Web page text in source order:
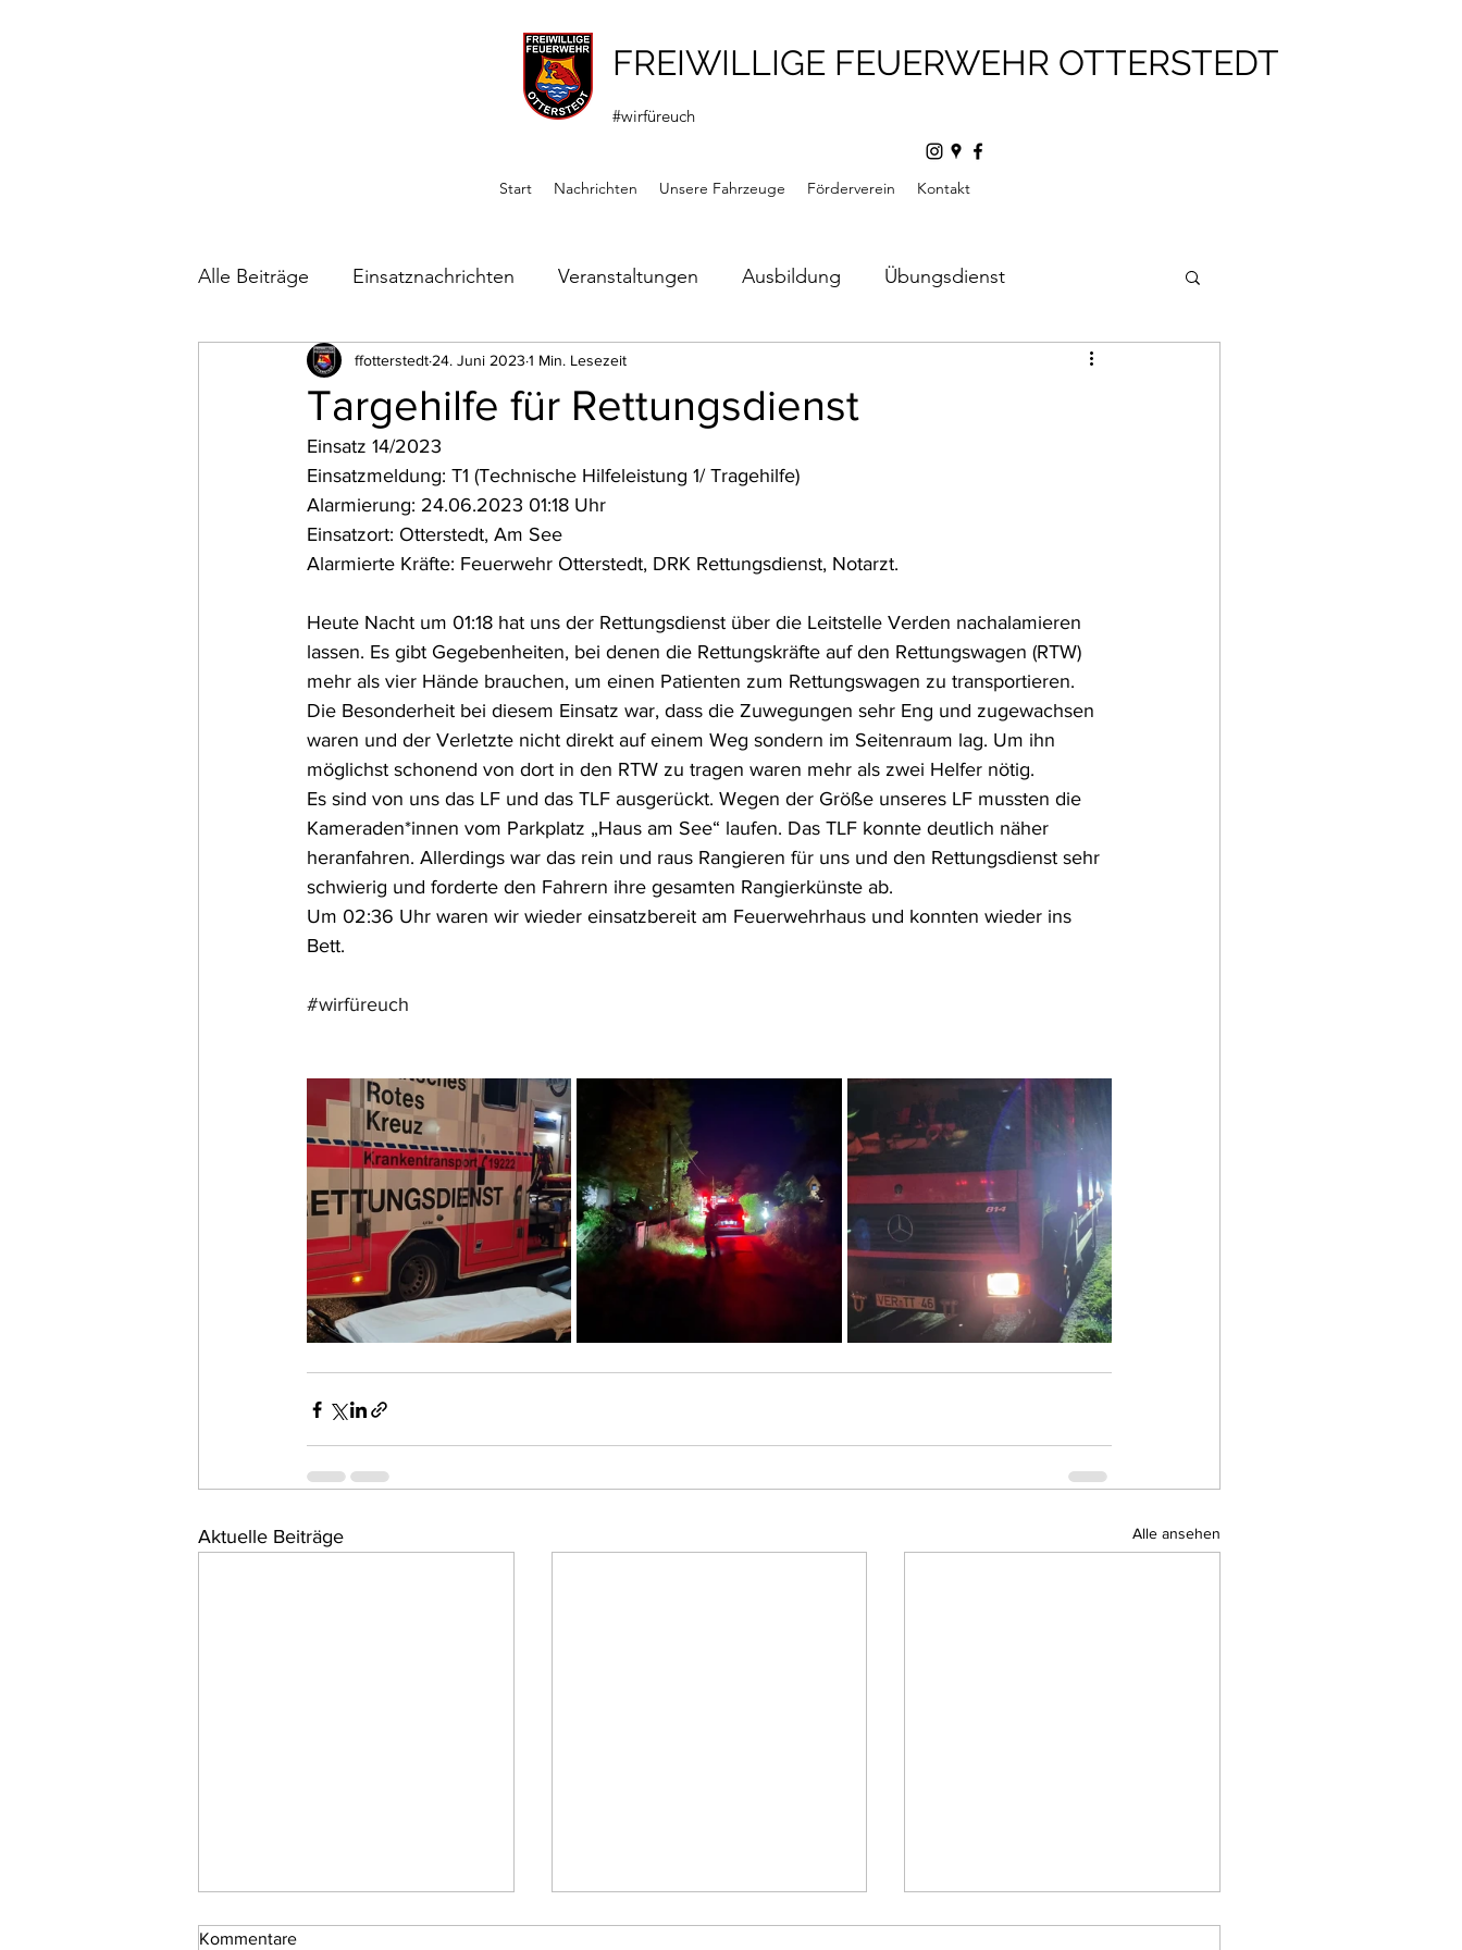
FREIWILLIGE FEUERWEHR OTTERSTEDT
#wirfüreuch
Start Nachrichten Unsere Fahrzeuge Förderverein Kontakt
Alle Beiträge Einsatznachrichten Veranstaltungen Ausbildung Übungsdienst
Bautagebuch Feuerwehrhaus Mitteilungen Brandschutz
Wettkämpfe
Targehilfe für Rettungsdienst
ffotterstedt 24. Juni 2023 1 Min. Lesezeit
Einsatz 14/2023
Einsatzmeldung: T1 (Technische Hilfeleistung 1/ Tragehilfe)
Alarmierung: 24.06.2023 01:18 Uhr
Einsatzort: Otterstedt, Am See
Alarmierte Kräfte: Feuerwehr Otterstedt, DRK Rettungsdienst, Notarzt.
Heute Nacht um 01:18 hat uns der Rettungsdienst über die Leitstelle Verden nachalamieren
lassen. Es gibt Gegebenheiten, bei denen die Rettungskräfte auf den Rettungswagen (RTW)
mehr als vier Hände brauchen, um einen Patienten zum Rettungswagen zu transportieren.
Die Besonderheit bei diesem Einsatz war, dass die Zuwegungen sehr Eng und zugewachsen
waren und der Verletzte nicht direkt auf einem Weg sondern im Seitenraum lag. Um ihn
möglichst schonend von dort in den RTW zu tragen waren mehr als zwei Helfer nötig.
Es sind von uns das LF und das TLF ausgerückt. Wegen der Größe unseres LF mussten die
Kameraden*innen vom Parkplatz „Haus am See“ laufen. Das TLF konnte deutlich näher
heranfahren. Allerdings war das rein und raus Rangieren für uns und den Rettungsdienst sehr
schwierig und forderte den Fahrern ihre gesamten Rangierkünste ab.
Um 02:36 Uhr waren wir wieder einsatzbereit am Feuerwehrhaus und konnten wieder ins
Bett.
#wirfüreuch
Aktuelle Beiträge Alle ansehen
Kommentare